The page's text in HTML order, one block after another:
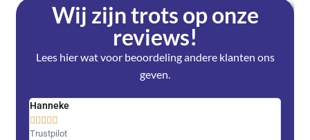
Wij zijn trots op onze
reviews!
Lees hier wat voor beoordeling andere klanten ons
geven.
Hanneke
    
Trustpilot